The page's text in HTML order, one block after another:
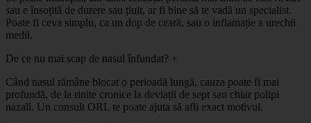
sau e însoțită de durere sau țiuit, ar fi bine să te vadă un specialist.
Poate fi ceva simplu, ca un dop de ceară, sau o inflamație a urechii
medii.
De ce nu mai scap de nasul înfundat? +
Când nasul rămâne blocat o perioadă lungă, cauza poate fi mai
profundă, de la rinite cronice la deviații de sept sau chiar polipi
nazali. Un consult ORL te poate ajuta să afli exact motivul.